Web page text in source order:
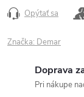
Opýtať sa
Značka: Demar
Doprava
Pri nákupe